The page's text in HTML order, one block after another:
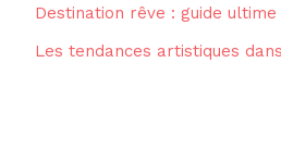
Destination rêve : guide
Les tendances artistiques